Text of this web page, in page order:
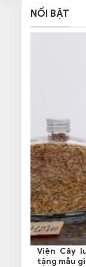
NỔI BẬT
Viện Cây
tặng mẫu